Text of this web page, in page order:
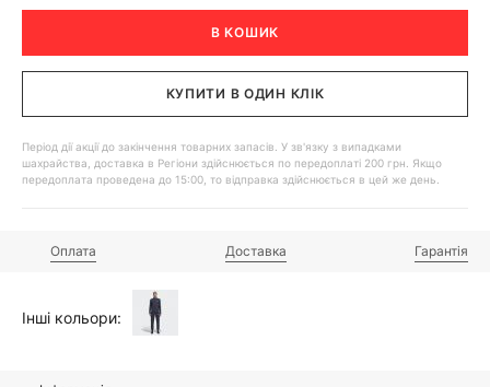
В КОШИК
КУПИТИ В ОДИН КЛІК
Період дії акції до закінчення товарних запасів. У зв'язку з випадками
шахрайства, доставка в Регіони здійснюється по передоплаті 200 грн. Якщо
передоплата проведена до 15:00, то відправка здійснюється в цей же день.
Оплата Доставка Гарантія
Інші кольори: